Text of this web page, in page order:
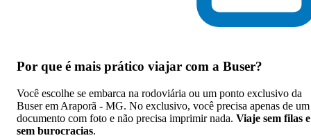
Por que é mais prático viajar com a Buser?
Você escolhe se embarca na rodoviária ou um ponto exclusivo da
Buser em Araporã - MG. No exclusivo, você precisa apenas de um
documento com foto e não precisa imprimir nada. Viaje sem filas e
sem burocracias.